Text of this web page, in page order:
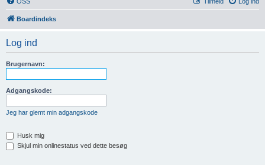
Boardindeks
Log ind
Brugernavn:
Adgangskode:
Jeg har glemt min adgangskode
Husk mig
Skjul min onlinestatus ved dette besøg